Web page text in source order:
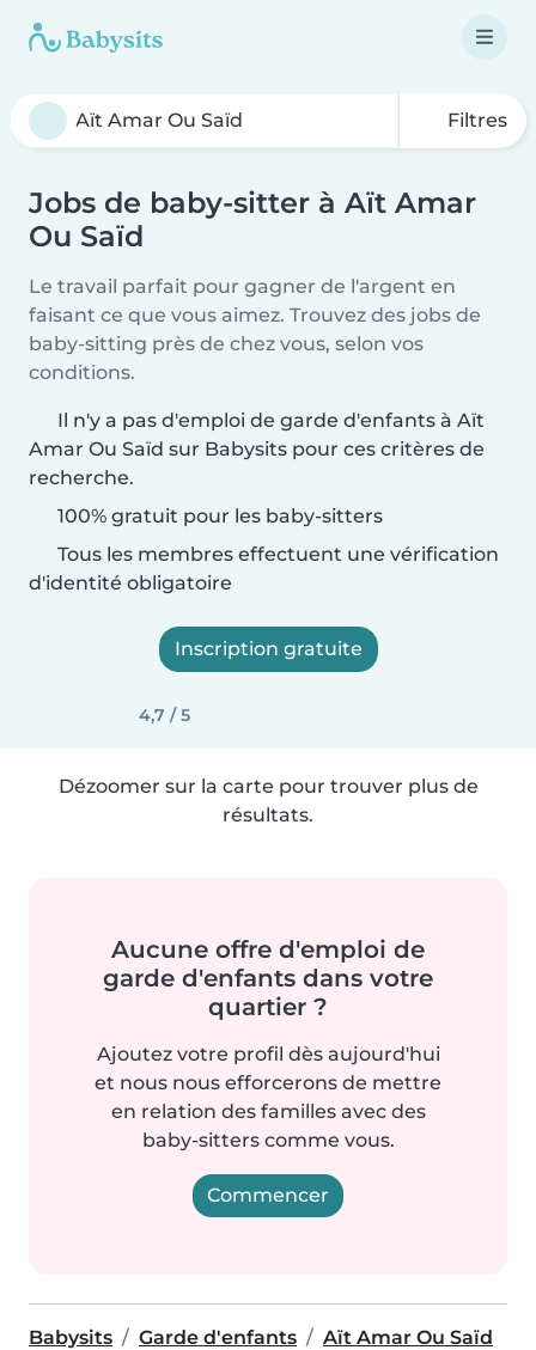
Filtres
Jobs de baby-sitter à Aït Amar
Ou Saïd
Le travail parfait pour gagner de l'argent en
faisant ce que vous aimez. Trouvez des jobs de
baby-sitting près de chez vous, selon vos
conditions.
Il n'y a pas d'emploi de garde d'enfants à Aït
Amar Ou Saïd sur Babysits pour ces critères de
recherche.
100% gratuit pour les baby-sitters
Tous les membres effectuent une vérification
d'identité obligatoire
Inscription gratuite
4,7 / 5
Dézoomer sur la carte pour trouver plus de
résultats.
Aucune offre d'emploi de
garde d'enfants dans votre
quartier ?
Ajoutez votre profil dès aujourd'hui
et nous nous efforcerons de mettre
en relation des familles avec des
baby-sitters comme vous.
Commencer
Babysits Garde d'enfants Aït Amar Ou Saïd